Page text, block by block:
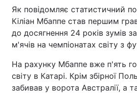
Як повідомляє статистичний
Кіліан Мбаппе став першим
до досягнення 24 років зумів
м'ячів на чемпіонатах світу з
На рахунку Мбаппе вже п'ять
світу в Катарі. Крім збірної
забивав у ворота Австралії, а